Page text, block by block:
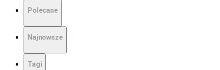
Polecane
Najnowsze
Tagi